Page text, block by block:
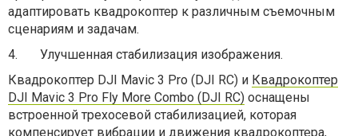
адаптировать квадрокоптер к различным съемочным
сценариям и задачам.
4.
Улучшенная стабилизация изображения.
Квадрокоптер DJI Mavic 3 Pro (DJI RC) и Квадрокоптер
DJI Mavic 3 Pro Fly More Combo (DJI RC) оснащены
встроенной трехосевой стабилизацией, которая
компенсирует вибрации и движения квадрокоптера,